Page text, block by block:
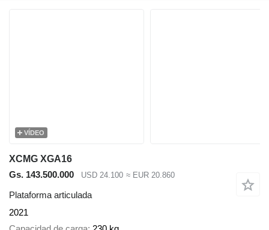
VÍDEO
XCMG XGA16
Gs. 143.500.000
USD 24.100 ≈ EUR 20.860
Plataforma articulada
2021